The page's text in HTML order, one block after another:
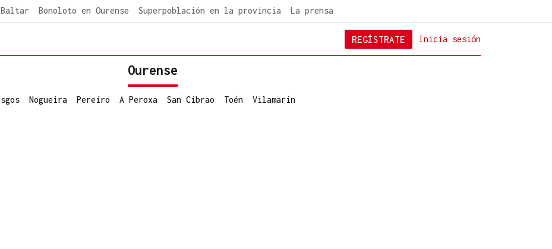
Bonoloto en Ourense Superpoblación en la provincia La prensa
Inicia sesión
REGÍSTRATE
Ourense
Nogueira Pereiro A Peroxa San Cibrao Toén Vilamarín